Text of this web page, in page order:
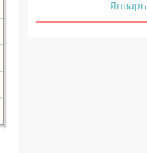
Январь